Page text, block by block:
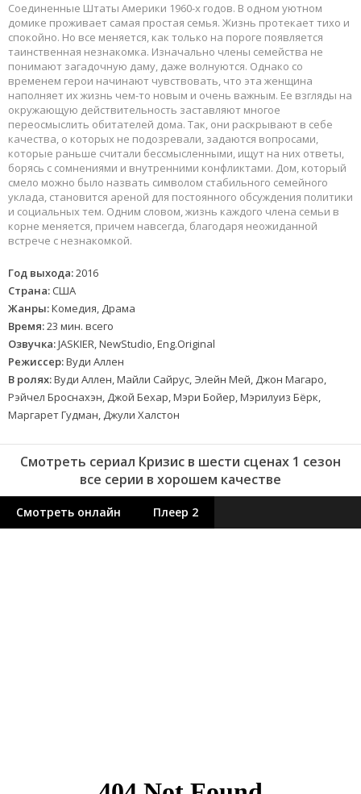
Соединенные Штаты Америки 1960-х годов. В одном уютном
домике проживает самая простая семья. Жизнь протекает тихо и
спокойно. Но все меняется, как только на пороге появляется
таинственная незнакомка. Изначально члены семейства не
понимают загадочную даму, даже волнуются. Однако со
временем герои начинают чувствовать, что эта женщина
наполняет их жизнь чем-то новым и очень важным. Ее взгляды на
окружающую действительность заставляют многое
переосмыслить обитателей дома. Так, они раскрывают в себе
качества, о которых не подозревали, задаются вопросами,
которые раньше считали бессмысленными, ищут на них ответы,
борясь с сомнениями и внутренними конфликтами. Дом, который
смело можно было назвать символом стабильного семейного
уклада, становится ареной для постоянного обсуждения политики
и социальных тем. Одним словом, жизнь каждого члена семьи в
корне меняется, причем навсегда, благодаря неожиданной
встрече с незнакомкой.
Год выхода:2016
Страна: США
Жанры:Комедия, Драма
Время:23 мин. всего
Озвучка:JASKIER, NewStudio, Eng.Original
Режиссер:Вуди Аллен
В ролях:Вуди Аллен, Майли Сайрус, Элейн Мей, Джон Магаро,
Рэйчел Броснахэн, Джой Бехар, Мэри Бойер, Мэрилуиз Бёрк,
Маргарет Гудман, Джули Халстон
Смотреть сериал Кризис в шести сценах 1 сезон
все серии в хорошем качестве
Смотреть онлайн Плеер 2